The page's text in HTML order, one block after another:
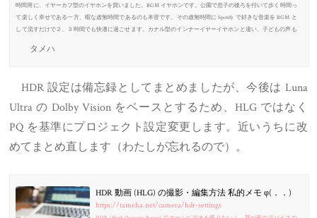
時間用に、イヤーカフ型のイヤホンを買いました。BGM イヤホンです。公園で息子の後ろを付いて歩く時間っ
て楽しく幸せである一方、暇な虚無時間であるのも本音です。その虚無時間に Spotify で好きな音楽を BGM と
して流すだけで２、３時間でも快適に過ごせます。カナル型のインナーイヤーイヤホンと違い、子どもの声も
タメハ
HDR 設定は備忘録としてまとめましたが、今後は Luna
Ultra の Dolby Vision をベースとするため、HLG ではなく
PQ を基準にプロジェクト設定変更します。近いうちに改
めてまとめ直します（わたしが忘れるので）。
HDR 動画 (HLG) の撮影・編集方法 私的メモ φ(．．)
https://tameha.net/camera/hdr-settings